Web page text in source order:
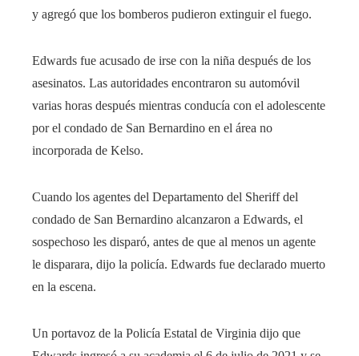
y agregó que los bomberos pudieron extinguir el fuego.
Edwards fue acusado de irse con la niña después de los
asesinatos. Las autoridades encontraron su automóvil
varias horas después mientras conducía con el adolescente
por el condado de San Bernardino en el área no
incorporada de Kelso.
Cuando los agentes del Departamento del Sheriff del
condado de San Bernardino alcanzaron a Edwards, el
sospechoso les disparó, antes de que al menos un agente
le disparara, dijo la policía. Edwards fue declarado muerto
en la escena.
Un portavoz de la Policía Estatal de Virginia dijo que